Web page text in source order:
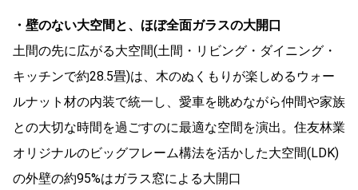
・壁のない大空間と、ほぼ全面ガラスの大開口
土間の先に広がる大空間(土間・リビング・ダイニング・
キッチンで約28.5畳)は、木のぬくもりが楽しめるウォー
ルナット材の内装で統一し、愛車を眺めながら仲間や家族
との大切な時間を過ごすのに最適な空間を演出。住友林業
オリジナルのビッグフレーム構法を活かした大空間(LDK)
の外壁の約95%はガラス窓による大開口